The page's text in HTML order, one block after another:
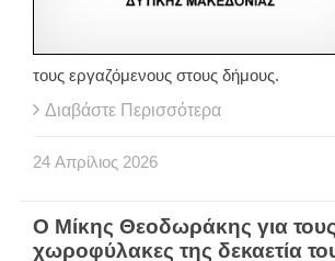
τους εργαζόμενους στους δήμους.
Διαβάστε Περισσότερα
24 Απρίλιος 2026
Ο Μίκης Θεοδωράκης για τους
χωροφύλακες της δεκαετία